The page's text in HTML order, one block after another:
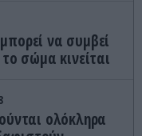
να συμβεί
σώμα κινείται
ολόκληρα